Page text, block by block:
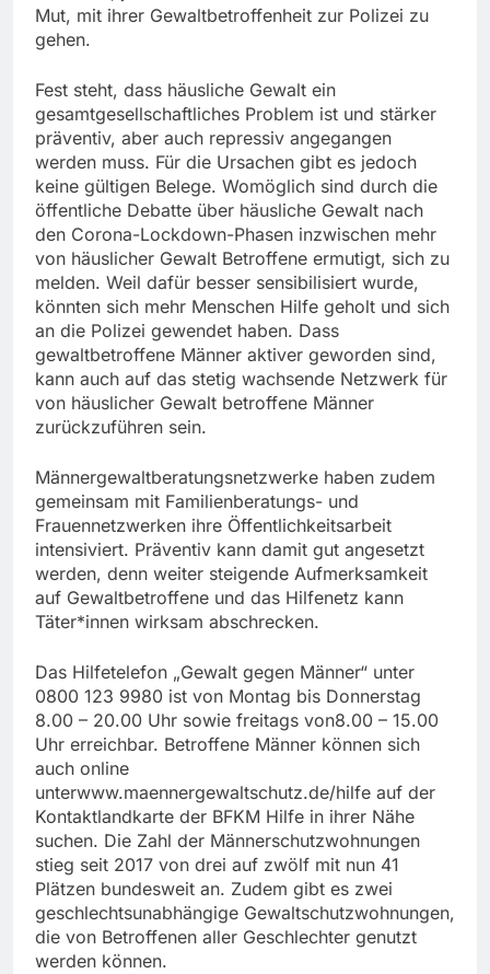
Mut, mit ihrer Gewaltbetroffenheit zur Polizei zu
gehen.
Fest steht, dass häusliche Gewalt ein
gesamtgesellschaftliches Problem ist und stärker
präventiv, aber auch repressiv angegangen
werden muss. Für die Ursachen gibt es jedoch
keine gültigen Belege. Womöglich sind durch die
öffentliche Debatte über häusliche Gewalt nach
den Corona-Lockdown-Phasen inzwischen mehr
von häuslicher Gewalt Betroffene ermutigt, sich zu
melden. Weil dafür besser sensibilisiert wurde,
könnten sich mehr Menschen Hilfe geholt und sich
an die Polizei gewendet haben. Dass
gewaltbetroffene Männer aktiver geworden sind,
kann auch auf das stetig wachsende Netzwerk für
von häuslicher Gewalt betroffene Männer
zurückzuführen sein.
Männergewaltberatungsnetzwerke haben zudem
gemeinsam mit Familienberatungs- und
Frauennetzwerken ihre Öffentlichkeitsarbeit
intensiviert. Präventiv kann damit gut angesetzt
werden, denn weiter steigende Aufmerksamkeit
auf Gewaltbetroffene und das Hilfenetz kann
Täter*innen wirksam abschrecken.
Das Hilfetelefon „Gewalt gegen Männer“ unter
0800 123 9980 ist von Montag bis Donnerstag
8.00 – 20.00 Uhr sowie freitags von8.00 – 15.00
Uhr erreichbar. Betroffene Männer können sich
auch online
unterwww.maennergewaltschutz.de/hilfe auf der
Kontaktlandkarte der BFKM Hilfe in ihrer Nähe
suchen. Die Zahl der Männerschutzwohnungen
stieg seit 2017 von drei auf zwölf mit nun 41
Plätzen bundesweit an. Zudem gibt es zwei
geschlechtsunabhängige Gewaltschutzwohnungen,
die von Betroffenen aller Geschlechter genutzt
werden können.